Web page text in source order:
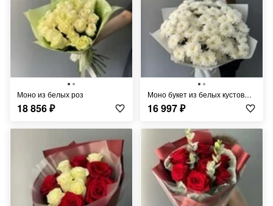
моно из белых роз
18 856₽
Моно букет из белых кустовых хризантем
16 997₽